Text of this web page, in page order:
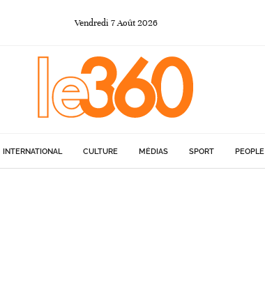
Vendredi 7Août 2026
INTERNATIONAL CULTURE MÉDIAS SPORT PEOPLE